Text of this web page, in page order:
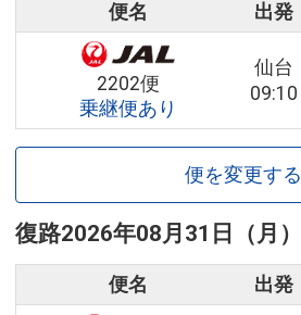
便名 出発
2202便
乗継便あり
仙台
09:10
便を変更する
復路2026年08月31日（月）
便名 出発